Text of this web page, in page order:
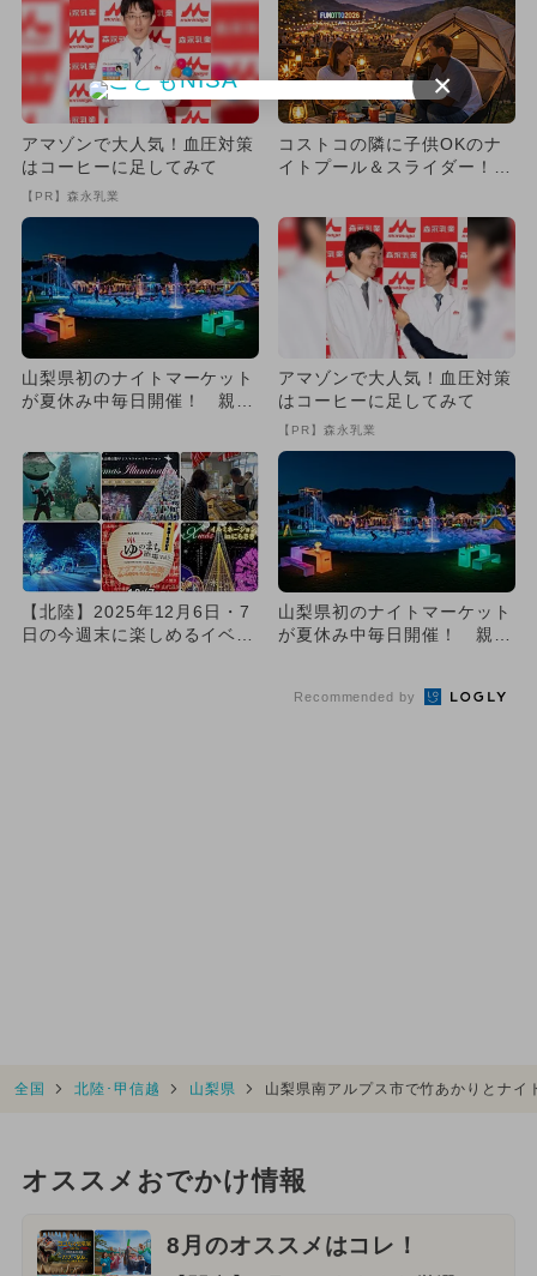
アマゾンで大人気！血圧対策
はコーヒーに足してみて
【PR】森永乳業
コストコの隣に子供OKのナ
イトプール＆スライダー！山
山梨県初のナイトマーケット
が夏休み中毎日開催！ 親子
アマゾンで大人気！血圧対策
はコーヒーに足してみて
【PR】森永乳業
【北陸】2025年12月6日・7
日の今週末に楽しめるイベン
山梨県初のナイトマーケット
が夏休み中毎日開催！ 親子
Recommended by
全国 北陸･甲信越 山梨県 山梨県南アルプス市で竹あかりとナ
オススメおでかけ情報
8月のオススメはコレ！
×